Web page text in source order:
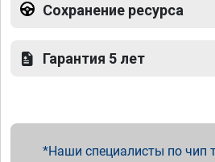
Сохранение ресурса
Гарантия 5 лет
Наши специалисты по чип